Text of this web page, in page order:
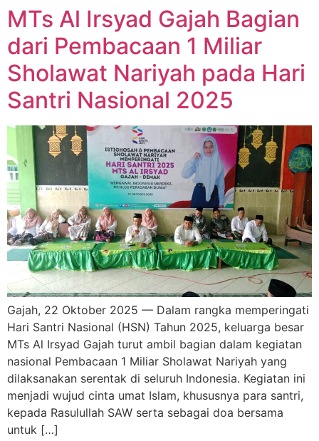
MTs Al Irsyad Gajah Bagian
dari Pembacaan 1 Miliar
Sholawat Nariyah pada Hari
Santri Nasional 2025
Gajah, 22 Oktober 2025 — Dalam rangka memperingati
Hari Santri Nasional (HSN) Tahun 2025, keluarga besar
MTs Al Irsyad Gajah turut ambil bagian dalam kegiatan
nasional Pembacaan 1 Miliar Sholawat Nariyah yang
dilaksanakan serentak di seluruh Indonesia. Kegiatan ini
menjadi wujud cinta umat Islam, khususnya para santri,
kepada Rasulullah SAW serta sebagai doa bersama
untuk […]